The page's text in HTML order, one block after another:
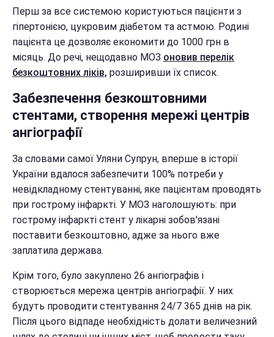
Перш за все системою користуються пацієнти з
гіпертонією, цукровим діабетом та астмою. Родині
пацієнта це дозволяє економити до 1000 грн в
місяць. До речі, нещодавно МОЗ оновив перелік
безкоштовних ліків, розширивши їх список.
Забезпечення безкоштовними
стентами, створення мережі центрів
ангіографії
За словами самої Уляни Супрун, вперше в історії
України вдалося забезпечити 100% потреби у
невідкладному стентуванні, яке пацієнтам проводять
при гострому інфаркті. У МОЗ наголошують: при
гострому інфаркті стент у лікарні зобов'язані
поставити безкоштовно, адже за нього вже
заплатила держава.
Крім того, було закуплено 26 ангіографів і
створюється мережа центрів ангіографії. У них
будуть проводити стентування 24/7 365 днів на рік.
Після цього відпаде необхідність долати величезний